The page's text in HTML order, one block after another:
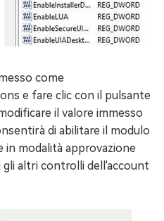
come
e fare clic con il pulsante
il valore immesso
di abilitare il modulo
modalità approvazione
altri controlli dell'account